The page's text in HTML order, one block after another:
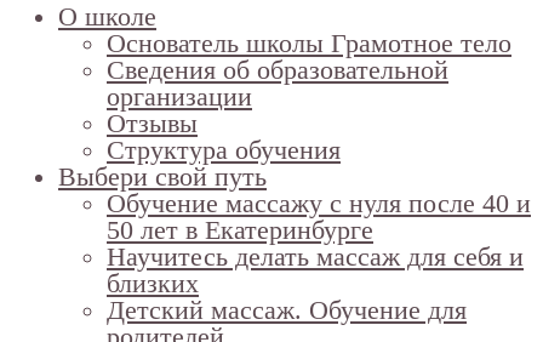
О школе
Основатель школы Грамотное тело
Сведения об образовательной
организации
Отзывы
Структура обучения
Выбери свой путь
Обучение массажу с нуля после 40 и
50 лет в Екатеринбурге
Научитесь делать массаж для себя и
близких
Детский массаж. Обучение для